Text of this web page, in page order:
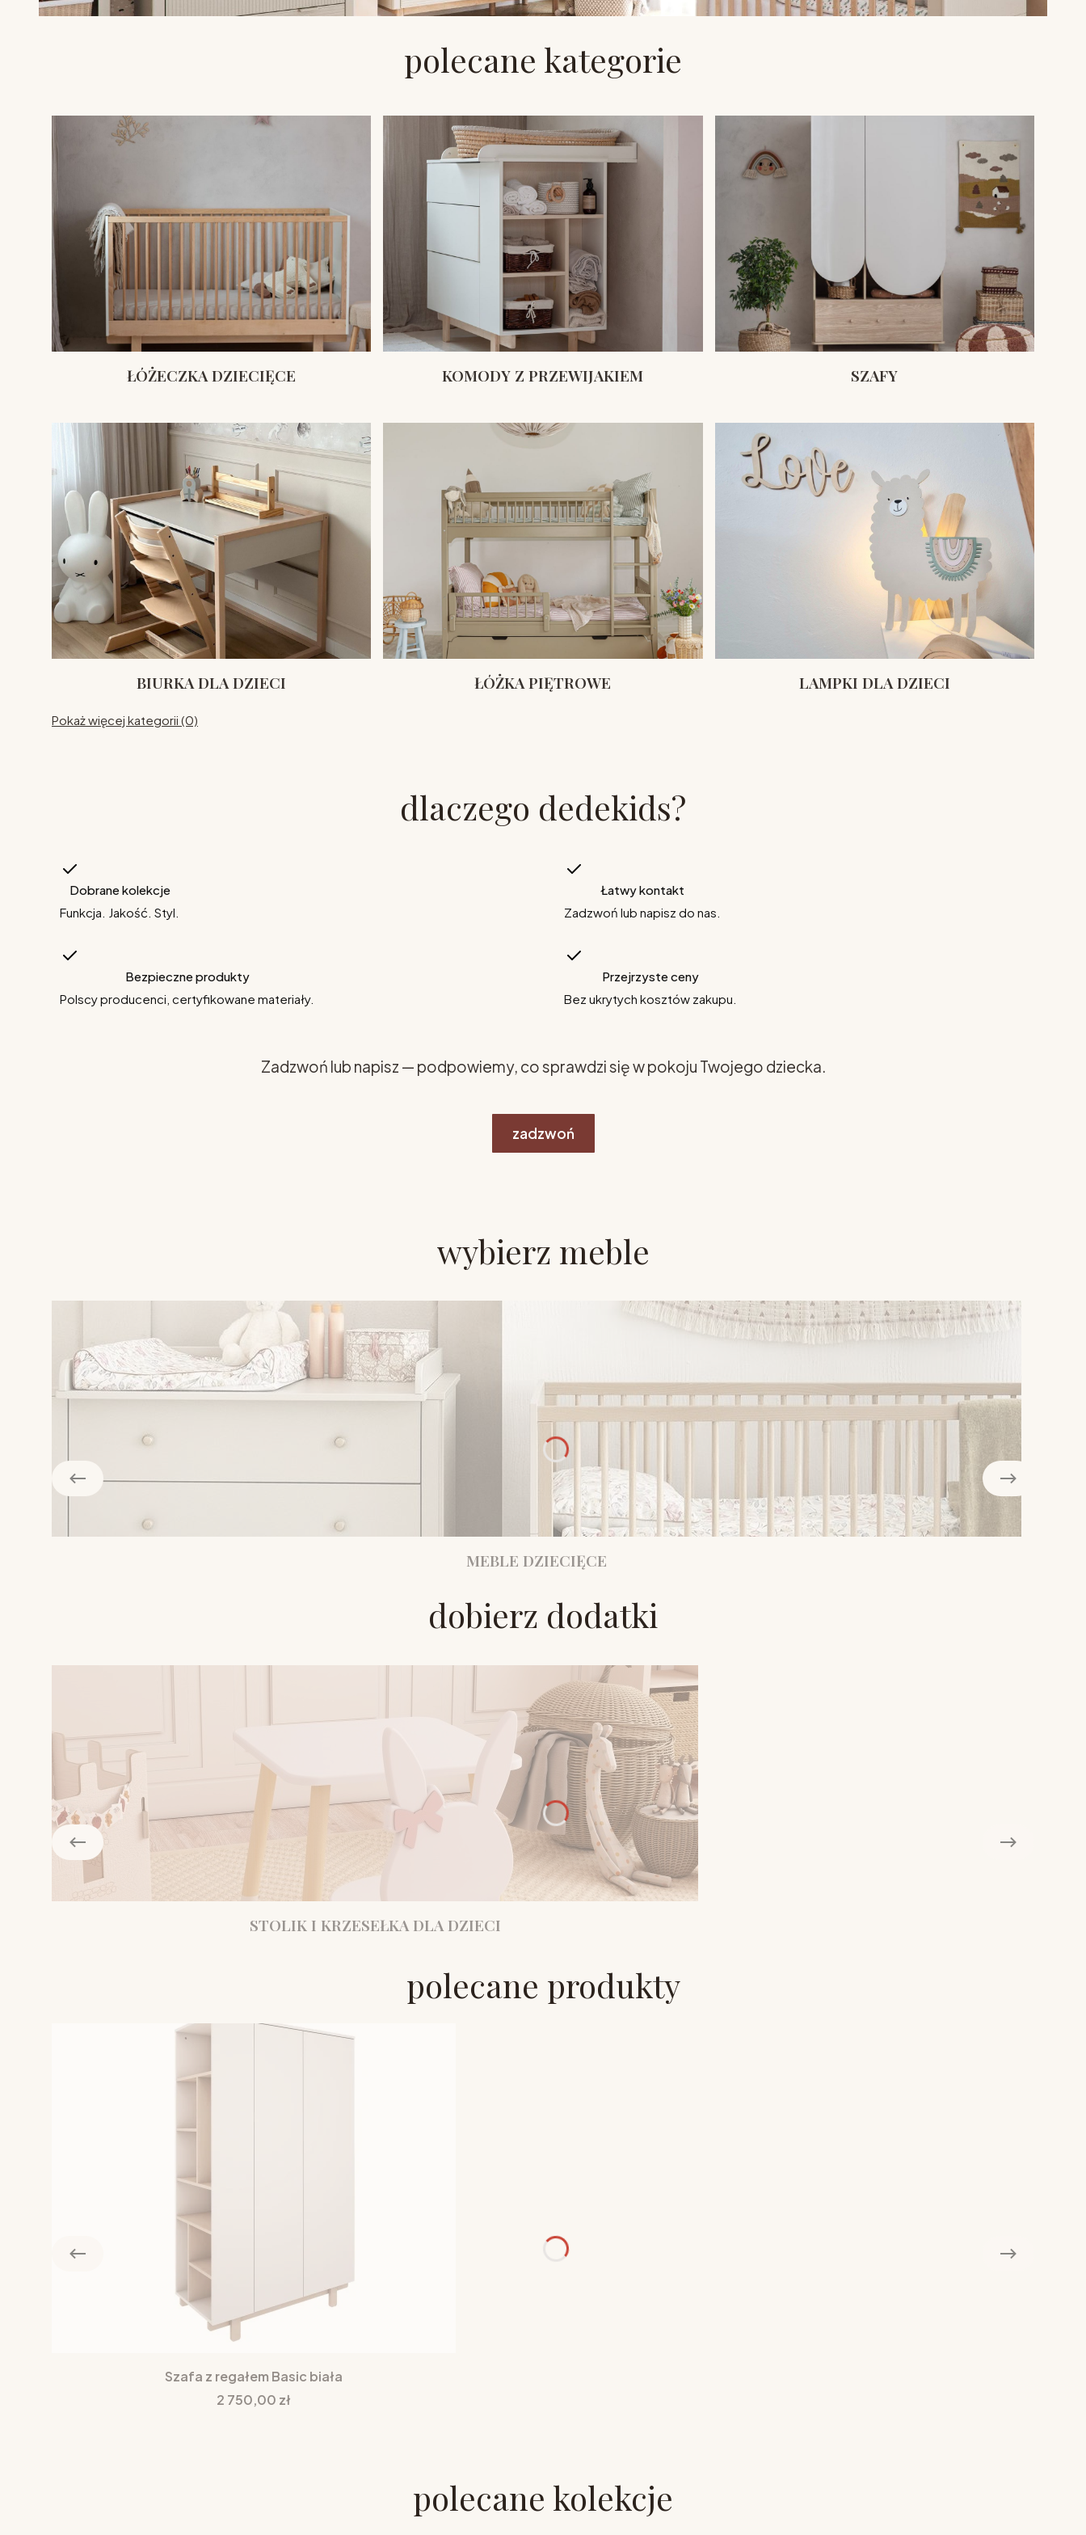
polecane kategorie
ŁÓŻECZKA DZIECIĘCE KOMODY Z PRZEWIJAKIEM SZAFY
BIURKA DLA DZIECI ŁÓŻKA PIĘTROWE LAMPKI DLA DZIECI
Pokaż więcej kategorii (0)
dlaczego dedekids?
Dobrane kolekcje
Funkcja. Jakość. Styl.
Łatwy kontakt
Zadzwoń lub napisz do nas.
Bezpieczne produkty
Polscy producenci, certyfikowane materiały.
Przejrzyste ceny
Bez ukrytych kosztów zakupu.
Zadzwoń lub napisz — podpowiemy, co sprawdzi się w pokoju Twojego dziecka.
zadzwoń
wybierz meble
MEBLE DZIECIĘCE
dobierz dodatki
STOLIK I KRZESEŁKA DLA DZIECI
polecane produkty
Szafa z regałem Basic biała
Cena
2 750,00 zł
polecane kolekcje